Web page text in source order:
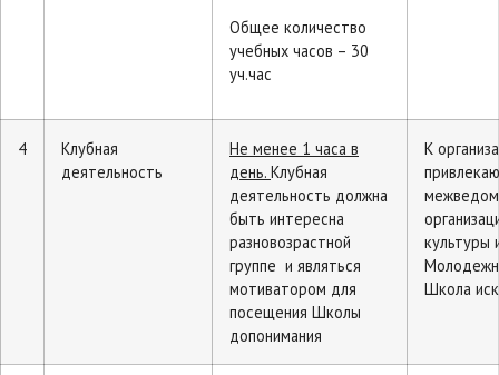
Общее количество
учебных часов – 30
уч.час
4
Клубная
деятельность
Не менее 1 часа в
день. Клубная
деятельность должна
быть интересна
разновозрастной
группе и являться
мотиватором для
посещения Школы
допонимания
К
культуры
Школа